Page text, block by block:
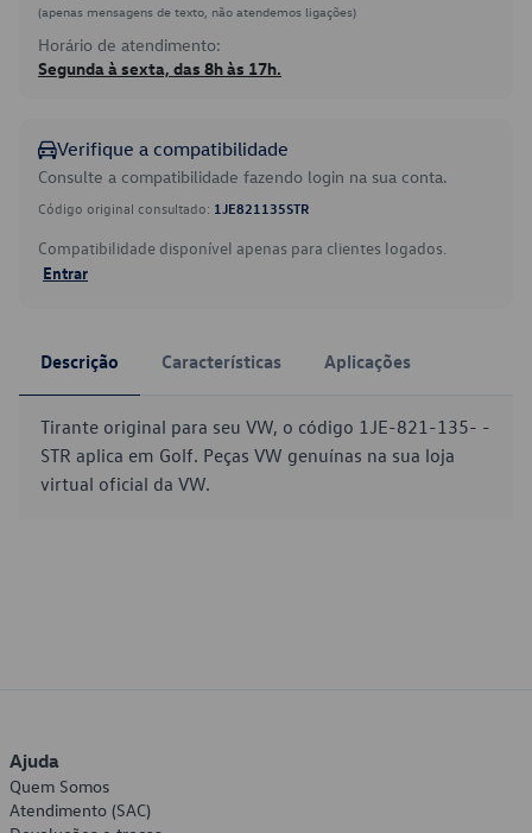
(apenas mensagens de texto, não atendemos ligações)
Horário de atendimento:
Segunda à sexta, das 8h às 17h.
Verifique a compatibilidade
Consulte a compatibilidade fazendo login na sua conta.
Código original consultado: 1JE821135STR
Compatibilidade disponível apenas para clientes logados.
Entrar
Descrição Características Aplicações
Tirante original para seu VW, o código 1JE-821-135- -
STR aplica em Golf. Peças VW genuínas na sua loja
virtual oficial da VW.
Ajuda
Quem Somos
Atendimento (SAC)